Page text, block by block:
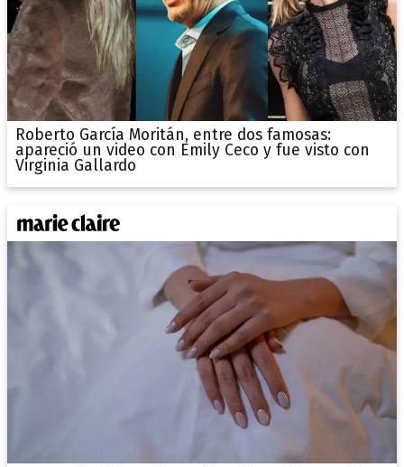
Roberto García Moritán, entre dos famosas:
apareció un video con Emily Ceco y fue visto con
Virginia Gallardo